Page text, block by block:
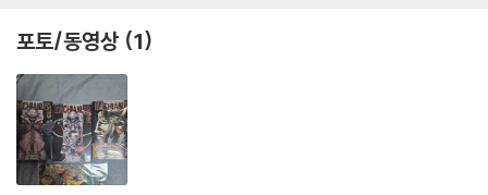
포토/동영상 (1)